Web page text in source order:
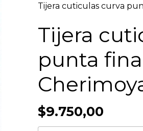
Tijera cuticulas curva
Tijera
punta
$9.750,00